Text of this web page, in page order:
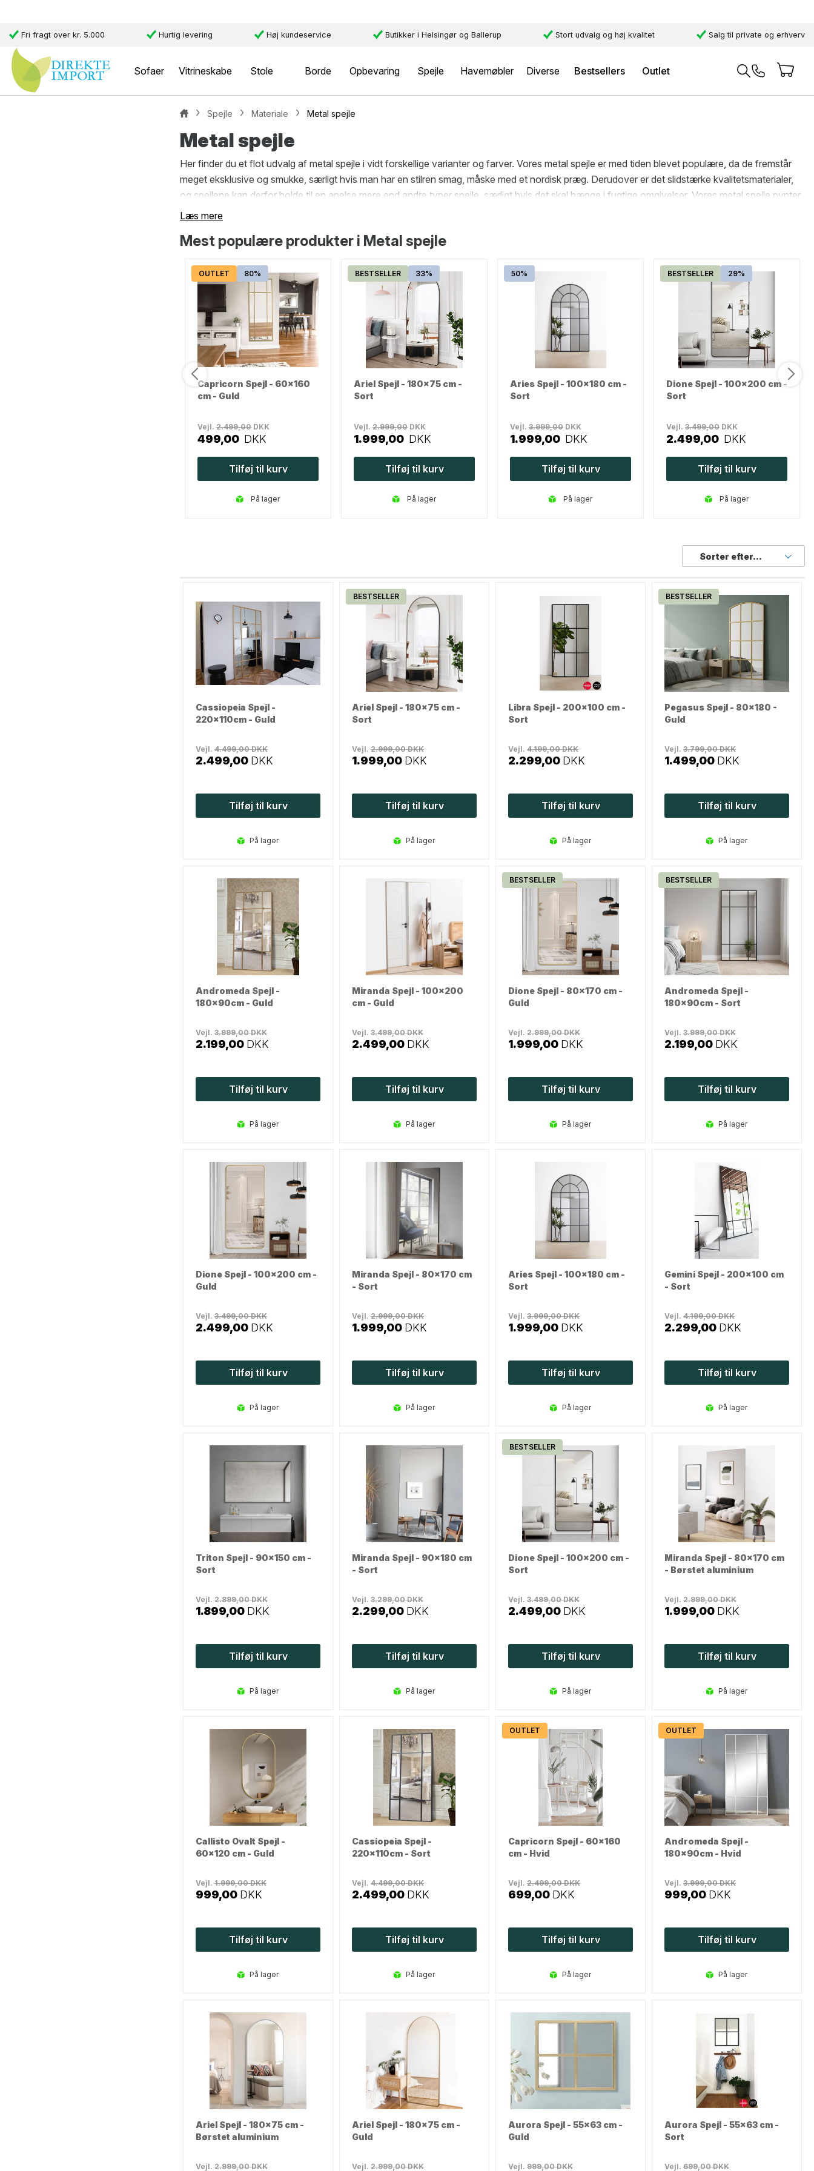
Fri fragt over kr. 5.000 Hurtig levering Høj kundeservice Butikker i Helsingør og Ballerup Stort udvalg og høj kvalitet Salg til private og erhverv
Sofaer Vitrineskabe Stole Borde Opbevaring Spejle Havemøbler Diverse Bestsellers Outlet
Spejle Materiale Metal spejle
Metal spejle
Her finder du et flot udvalg af metal spejle i vidt forskellige varianter og farver. Vores metal spejle er med tiden blevet populære, da de fremstår
meget eksklusive og smukke, særligt hvis man har en stilren smag, måske med et nordisk præg. Derudover er det slidstærke kvalitetsmaterialer,
og spejlene kan derfor holde til en anelse mere end andre typer spejle, særligt hvis det skal hænge i fugtige omgivelser. Vores metal spejle pynter
utrolig fint i hjemmet, om det er i gangen, soveværelset, badeværelset eller andre steder. Så hvad end du har i tankerne, er det værd at tage et kig
Læs mere
Mest populære produkter i Metal spejle
OUTLET 80%
Capricorn Spejl - 60x160
cm - Guld
Vejl. 2.499,00 DKK
499,00 DKK
Tilføj til kurv
på lager
BESTSELLER 33%
Ariel Spejl - 180x75 cm -
Sort
Vejl. 2.999,00 DKK
1.999,00 DKK
Tilføj til kurv
på lager
50%
Aries Spejl - 100x180 cm -
Sort
Vejl. 3.999,00 DKK
1.999,00 DKK
Tilføj til kurv
på lager
BESTSELLER 29%
Dione Spejl - 100x200 cm -
Sort
Vejl. 3.499,00 DKK
2.499,00 DKK
Tilføj til kurv
på lager
Sorter efter...
Cassiopeia Spejl -
220x110cm - Guld
2.499,00 DKK
Vejl. 4.499,00DKK
Tilføj til kurv
på lager
BESTSELLER
Ariel Spejl - 180x75 cm -
Sort
1.999,00 DKK
Vejl. 2.999,00DKK
Tilføj til kurv
på lager
Libra Spejl - 200x100 cm -
Sort
2.299,00 DKK
Vejl. 4.199,00DKK
Tilføj til kurv
på lager
BESTSELLER
Pegasus Spejl - 80x180 -
Guld
1.499,00 DKK
Vejl. 3.799,00DKK
Tilføj til kurv
på lager
Andromeda Spejl -
180x90cm - Guld
2.199,00 DKK
Vejl. 3.999,00DKK
Tilføj til kurv
på lager
Miranda Spejl - 100x200
cm - Guld
2.499,00 DKK
Vejl. 3.499,00DKK
Tilføj til kurv
på lager
BESTSELLER
Dione Spejl - 80x170 cm -
Guld
1.999,00 DKK
Vejl. 2.999,00DKK
Tilføj til kurv
på lager
BESTSELLER
Andromeda Spejl -
180x90cm - Sort
2.199,00 DKK
Vejl. 3.999,00DKK
Tilføj til kurv
på lager
Dione Spejl - 100x200 cm -
Guld
2.499,00 DKK
Vejl. 3.499,00DKK
Tilføj til kurv
på lager
Miranda Spejl - 80x170 cm
- Sort
1.999,00 DKK
Vejl. 2.999,00DKK
Tilføj til kurv
på lager
Aries Spejl - 100x180 cm -
Sort
1.999,00 DKK
Vejl. 3.999,00DKK
Tilføj til kurv
på lager
Gemini Spejl - 200x100 cm
- Sort
2.299,00 DKK
Vejl. 4.199,00DKK
Tilføj til kurv
på lager
Triton Spejl - 90x150 cm -
Sort
1.899,00 DKK
Vejl. 2.899,00DKK
Tilføj til kurv
på lager
Miranda Spejl - 90x180 cm
- Sort
2.299,00 DKK
Vejl. 3.299,00DKK
Tilføj til kurv
på lager
BESTSELLER
Dione Spejl - 100x200 cm -
Sort
2.499,00 DKK
Vejl. 3.499,00DKK
Tilføj til kurv
på lager
Miranda Spejl - 80x170 cm
- Børstet aluminium
1.999,00 DKK
Vejl. 2.999,00DKK
Tilføj til kurv
på lager
Callisto Ovalt Spejl -
60x120 cm - Guld
999,00 DKK
Vejl. 1.999,00DKK
Tilføj til kurv
på lager
Cassiopeia Spejl -
220x110cm - Sort
2.499,00 DKK
Vejl. 4.499,00DKK
Tilføj til kurv
på lager
OUTLET
Capricorn Spejl - 60x160
cm - Hvid
699,00 DKK
Vejl. 2.499,00DKK
Tilføj til kurv
på lager
OUTLET
Andromeda Spejl -
180x90cm - Hvid
999,00 DKK
Vejl. 3.999,00DKK
Tilføj til kurv
på lager
Ariel Spejl - 180x75 cm -
Børstet aluminium
Vejl. 2.999,00DKK
Ariel Spejl - 180x75 cm -
Guld
Vejl. 2.999,00DKK
Aurora Spejl - 55x63 cm -
Guld
Vejl. 999,00DKK
Aurora Spejl - 55x63 cm -
Sort
Vejl. 699,00DKK